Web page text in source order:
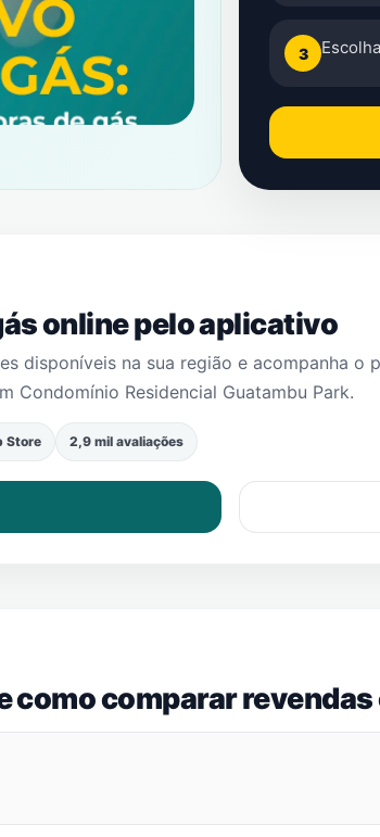
3
online pelo aplicativo
disponíveis na sua região e acompanha
Condomínio Residencial Guatambu Park.
Store 2,9 mil avaliações
comparar revendas